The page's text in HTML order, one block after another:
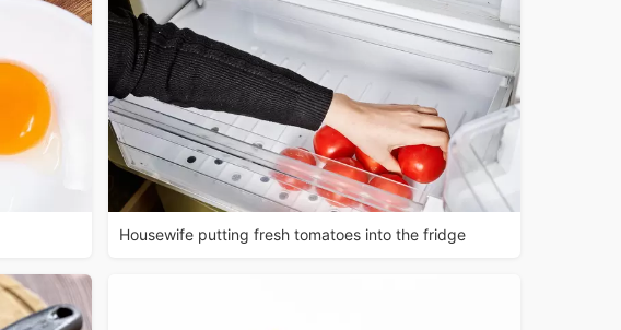
Housewife putting fresh tomatoes into the fridge